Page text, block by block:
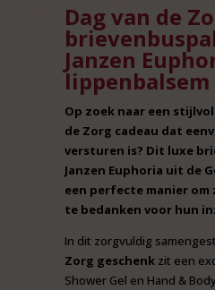
Dag van de
Janzen
lippenbalsem
Op zoek naar een
de Zorg cadeau dat
versturen is? Dit luxe
Janzen Euphoria uit de
een perfecte manier
te bedanken voor hun
In dit zorgvuldig
Zorg geschenk zit een
Shower Gel en Hand &